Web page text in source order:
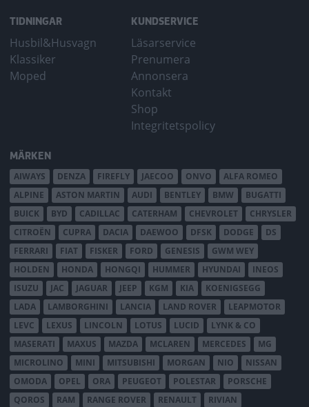
TIDNINGAR
Husbil&Husvagn
Klassiker
Moped
KUNDSERVICE
Läsarservice
Prenumera
Annonsera
Kontakt
Shop
Integritetspolicy
MÄRKEN
AIWAYS DENZA FIREFLY JAECOO ONVO
ALFA ROMEO
ALPINE
ASTON MARTIN AUDI BENTLEY BMW
BUGATTI
BUICK
BYD CADILLAC CATERHAM CHEVROLET
CHRYSLER
CITROËN
CUPRA DACIA DAEWOO DFSK DODGE
DS
FERRARI
FIAT FISKER FORD GENESIS
GWM WEY
HOLDEN
HONDA HONGQI HUMMER HYUNDAI
INEOS
ISUZU
JAC JAGUAR JEEP KGM KIA
KOENIGSEGG
LADA
LAMBORGHINI LANCIA LAND ROVER
LEAPMOTOR
LEVC
LEXUS LINCOLN LOTUS LUCID
LYNK & CO
MASERATI
MAXUS MAZDA MCLAREN MERCEDES
MG
MICROLINO
MINI MITSUBISHI MORGAN NIO
NISSAN
OMODA
OPEL ORA PEUGEOT POLESTAR
PORSCHE
QOROS
RAM RANGE ROVER RENAULT RIVIAN